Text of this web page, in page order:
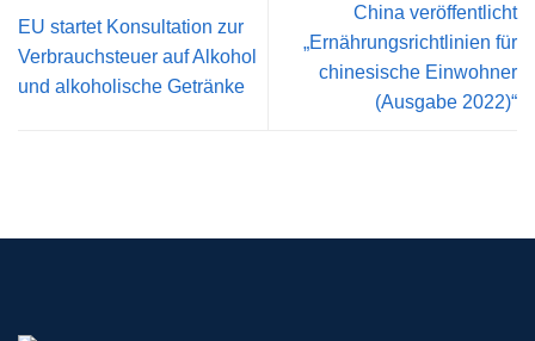
EU startet Konsultation zur
Verbrauchsteuer auf Alkohol
und alkoholische Getränke
China veröffentlicht
„Ernährungsrichtlinien für
chinesische Einwohner
(Ausgabe 2022)“